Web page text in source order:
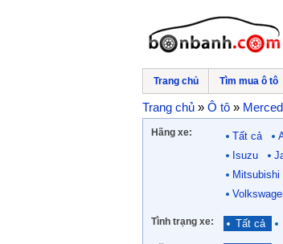
Trang chủ Tìm mua ô tô
Trang chủ » Ô tô »
Hãng xe: Tất cả
Isuzu
Mitsubishi
Tình trạng xe: Tất cả